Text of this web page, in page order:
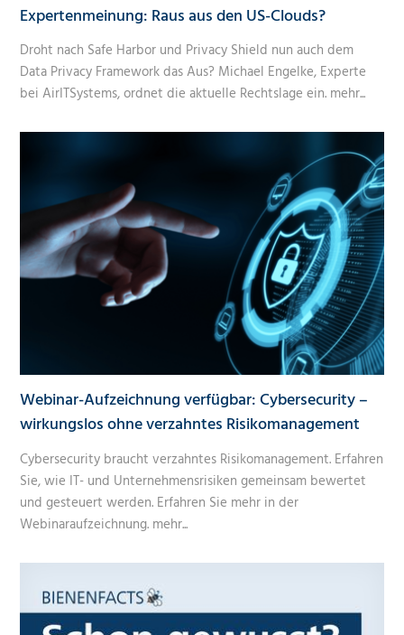
Expertenmeinung: Raus aus den US-Clouds?
Droht nach Safe Harbor und Privacy Shield nun auch dem
Data Privacy Framework das Aus? Michael Engelke, Experte
bei AirITSystems, ordnet die aktuelle Rechtslage ein. mehr...
Webinar-Aufzeichnung verfügbar: Cybersecurity –
wirkungslos ohne verzahntes Risikomanagement
Cybersecurity braucht verzahntes Risikomanagement. Erfahren
Sie, wie IT- und Unternehmensrisiken gemeinsam bewertet
und gesteuert werden. Erfahren Sie mehr in der
Webinaraufzeichnung. mehr...